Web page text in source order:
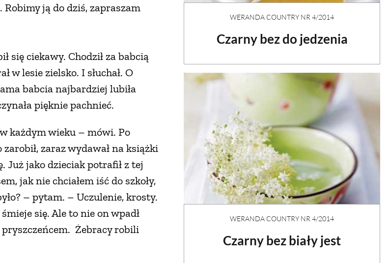
Robimy ją do dziś, zapraszam
się ciekawy. Chodził za babcią
w lesie zielsko. I słuchał. O
babcia najbardziej lubiła
pięknie pachnieć.
każdym wieku – mówi. Po
zaraz wydawał na książki
Już jako dzieciak potrafił z tej
jak nie chciałem iść do szkoły,
– pytam. – Uczulenie, krosty.
się. Ale to nie on wpadł
Żebracy robili
WERANDA COUNTRY NR 4/2014
Czarny bez do jedzenia
WERANDA COUNTRY NR 4/2014
Czarny bez biały jest